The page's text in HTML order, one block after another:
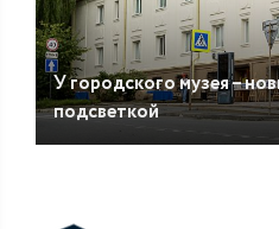
У городского музея –
подсветкой